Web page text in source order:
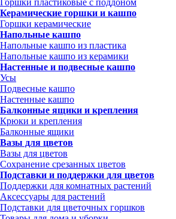
Горшки пластиковые с поддоном
Керамические горшки и кашпо
Горшки керамические
Напольные кашпо
Напольные кашпо из пластика
Напольные кашпо из керамики
Настенные и подвесные кашпо
Усы
Подвесные кашпо
Настенные кашпо
Балконные ящики и крепления
Крюки и крепления
Балконные ящики
Вазы для цветов
Вазы для цветов
Сохранение срезанных цветов
Подставки и поддержки для цветов
Поддержки для комнатных растений
Аксессуары для растений
Подставки для цветочных горшков